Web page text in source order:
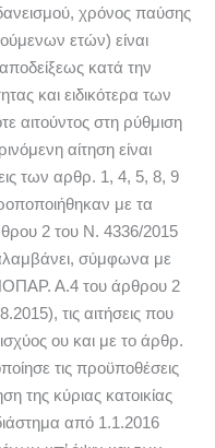
χρόνος παύσης
ετών) είναι
κατά την
και ειδικότερα των
αιτούντος στη ρύθμιση
αίτηση είναι
των αρθρ. 1, 4, 5, 8, 9
με τα
2 του Ν. 4336/2015
σύμφωνα με
Α.4 του άρθρου 2
τις αιτήσεις που
ου και με το άρθρ.
τις προϋποθέσεις
της κύριας κατοικίας
από 1.1.2016